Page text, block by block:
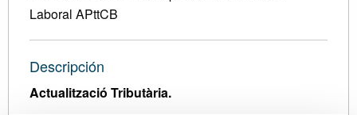
Laboral APttCB
Descripción
Actualització Tributària.